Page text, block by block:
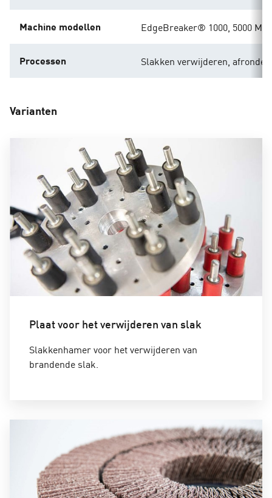
Machine modellen EdgeBreaker® 1000, 5000
Processen Slakken verwijderen,
Varianten
Plaat voor het verwijderen van slak
Slakkenhamer voor het verwijderen van
brandende slak.